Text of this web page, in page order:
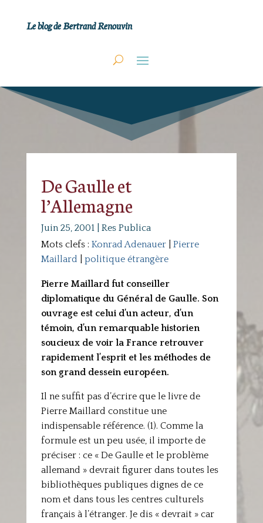
Le blog de Bertrand Renouvin
De Gaulle et
l’Allemagne
Juin 25, 2001| Res Publica
Mots clefs : Konrad Adenauer| Pierre
Maillard
politique étrangère
Pierre Maillard fut conseiller
diplomatique du Général de Gaulle. Son
ouvrage est celui d’un acteur, d’un
témoin, d’un remarquable historien
soucieux de voir la France retrouver
rapidement l’esprit et les méthodes de
son grand dessein européen.
Il ne suffit pas d’écrire que le livre de
Pierre Maillard constitue une
indispensable référence. (1). Comme la
formule est un peu usée, il importe de
préciser : ce « De Gaulle et le problème
allemand » devrait figurer dans toutes les
bibliothèques publiques dignes de ce
nom et dans tous les centres culturels
français à l’étranger. Je dis « devrait » car